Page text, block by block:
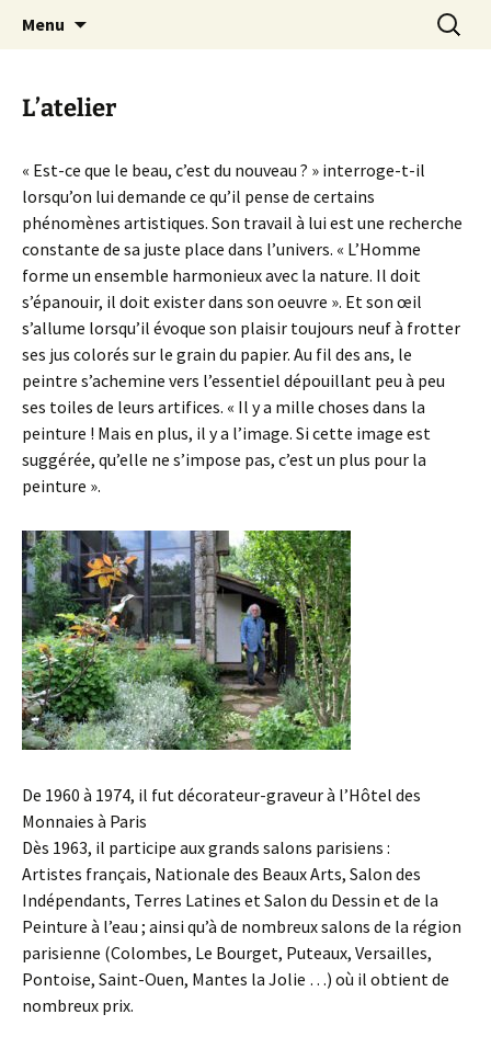
claude-nicaud.com
Peintre, Graveur
Menu
L’atelier
« Est-ce que le beau, c’est du nouveau ? » interroge-t-il
lorsqu’on lui demande ce qu’il pense de certains
phénomènes artistiques. Son travail à lui est une recherche
constante de sa juste place dans l’univers. « L’Homme
forme un ensemble harmonieux avec la nature. Il doit
s’épanouir, il doit exister dans son oeuvre ». Et son œil
s’allume lorsqu’il évoque son plaisir toujours neuf à frotter
ses jus colorés sur le grain du papier. Au fil des ans, le
peintre s’achemine vers l’essentiel dépouillant peu à peu
ses toiles de leurs artifices. « Il y a mille choses dans la
peinture ! Mais en plus, il y a l’image. Si cette image est
suggérée, qu’elle ne s’impose pas, c’est un plus pour la
peinture ».
De 1960 à 1974, il fut décorateur-graveur à l’Hôtel des
Monnaies à Paris
Dès 1963, il participe aux grands salons parisiens :
Artistes français, Nationale des Beaux Arts, Salon des
Indépendants, Terres Latines et Salon du Dessin et de la
Peinture à l’eau ; ainsi qu’à de nombreux salons de la région
parisienne (Colombes, Le Bourget, Puteaux, Versailles,
Pontoise, Saint-Ouen, Mantes la Jolie …) où il obtient de
nombreux prix.